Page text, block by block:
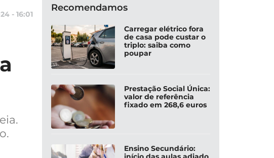
- 16:01
Recomendamos
Carregar elétrico fora
de casa pode custar o
triplo: saiba como
poupar
Prestação Social Única:
valor de referência
fixado em 268,6 euros
Ensino Secundário: